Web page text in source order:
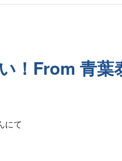
！From 青 葉
にて